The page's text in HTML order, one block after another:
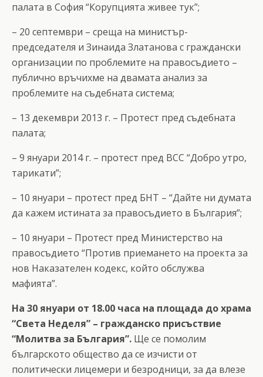
палата в София “Корупцията живее тук”;
– 20 септември – среща на министър-
председателя и Зинаида Златанова с граждански
организации по проблемите на правосъдието –
публично връчихме на двамата анализ за
проблемите на съдебната система;
– 13 декември 2013 г. – Протест пред съдебната
палата;
– 9 януари 2014 г. – протест пред ВСС “Добро утро,
тарикати”;
– 10 януари – протест пред БНТ – “Дайте ни думата
да кажем истината за правосъдието в България”;
– 10 януари – Протест пред Министерство на
правосъдието “Против приемането на проекта за
нов Наказателен кодекс, който обслужва
мафията”.
На 30 януари от 18.00 часа на площада до храма
“Света Неделя” – гражданско присъствие
“Молитва за България”. Ще се помолим
българското общество да се изчисти от
политически лицемери и безродници, за да влезе